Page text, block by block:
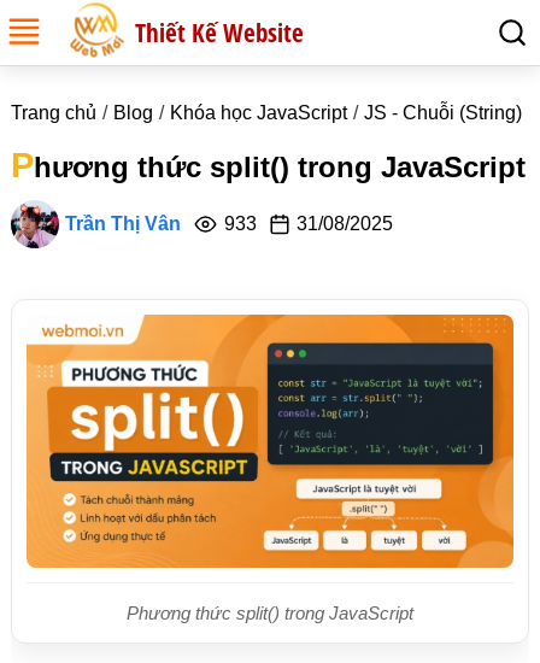
Thiết Kế Website
Trang chủ Blog Khóa học JavaScript JS - Chuỗi (String)
Phương thức split() trong JavaScript
Trần Thị Vân 933 31/08/2025
Phương thức split() trong JavaScript